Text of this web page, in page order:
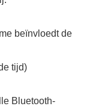
beïnvloedt de
tijd)
Bluetooth-